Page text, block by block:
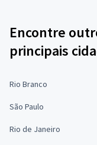
Encontre
principais
Rio Branco
São Paulo
Rio de Janeiro